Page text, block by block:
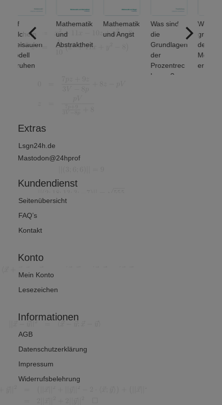
Mathematik
Abstraktheit
Mathematik
und Angst
Was sind
Grundlagen
Prozentrec
hnung?
Welche
grundlegen
den
Mengenop
erationen
Extras
Lsgn24h.de
Mastodon@24hprof
Kundendienst
Seitenübersicht
FAQ’s
Kontakt
Konto
Mein Konto
Lesezeichen
Informationen
AGB
Datenschutzerklärung
Impressum
Widerrufsbelehrung